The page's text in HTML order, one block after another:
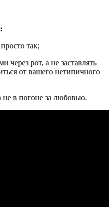
так;
через рот, а не заставлять
от вашего нетипичного
не в погоне за любовью.